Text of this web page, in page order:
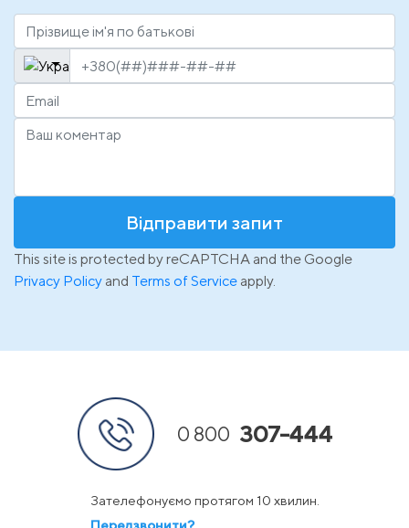
Відправити запит
This site is protected by reCAPTCHA and the Google
Privacy Policy and Terms of Service apply.
0 800 307-444
Зателефонуємо протягом 10 хвилин.
Передзвонити?